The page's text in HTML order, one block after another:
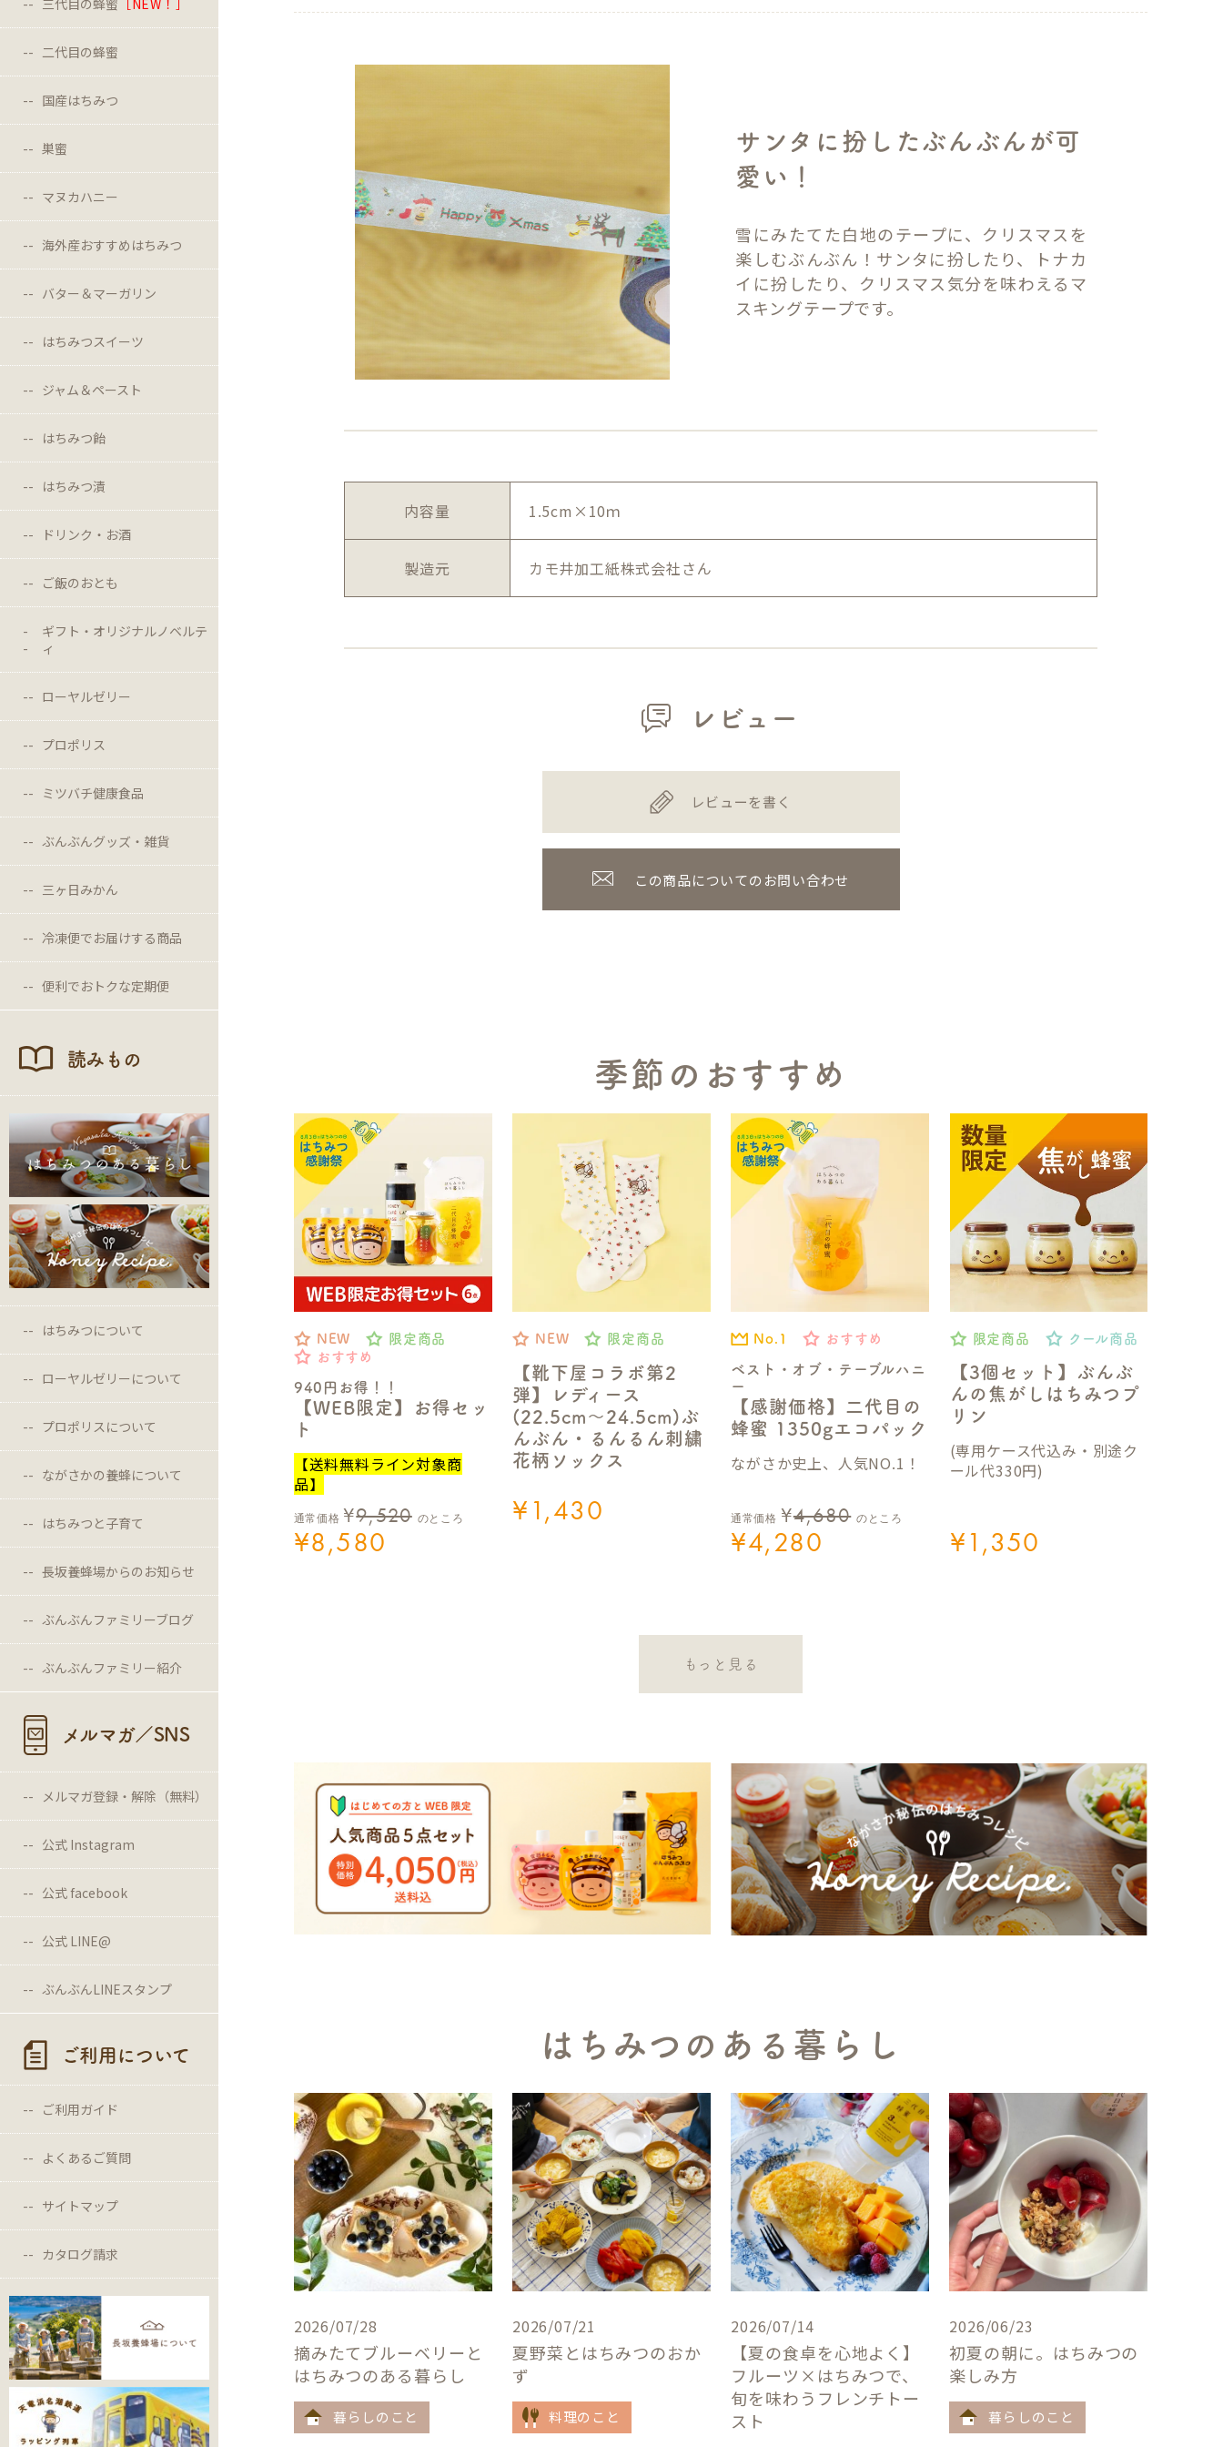
三代目の蜂蜜 ［NEW！］
二代目の蜂蜜
国産はちみつ
巣蜜
マヌカハニー
海外産おすすめはちみつ
バター＆マーガリン
はちみつスイーツ
ジャム＆ペースト
はちみつ飴
はちみつ漬
ドリンク・お酒
ご飯のおとも
ギフト・オリジナルノベルテ
ィ
ローヤルゼリー
プロポリス
ミツバチ健康食品
ぶんぶんグッズ・雑貨
三ヶ日みかん
冷凍便でお届けする商品
便利でおトクな定期便
読みもの
はちみつについて
ローヤルゼリーについて
プロポリスについて
ながさかの養蜂について
はちみつと子育て
長坂養蜂場からのお知らせ
ぶんぶんファミリーブログ
ぶんぶんファミリー紹介
メルマガ／SNS
メルマガ登録・解除（無料）
公式 Instagram
公式 facebook
公式 LINE@
ぶんぶんLINEスタンプ
ご利用について
ご利用ガイド
よくあるご質問
サイトマップ
カタログ請求
サンタに扮したぶんぶんが可
愛い！
雪にみたてた白地のテープに、クリスマスを
楽しむぶんぶん！サンタに扮したり、トナカ
イに扮したり、クリスマス気分を味わえるマ
スキングテープです。
内容量 1.5cm×10ｍ
製造元 カモ井加工紙株式会社さん
レビュー
レビューを書く
この商品についてのお問い合わせ
季節のおすすめ
NEW
限定商品
おすすめ
940円お得！！
【WEB限定】お得セッ
ト
【送料無料ライン対象商
品】
通常価格 ¥9,520 のところ
¥8,580
NEW 限定商品
【靴下屋コラボ第2
弾】レディース
(22.5cm～24.5cm)ぶ
んぶん・るんるん刺繍
花柄ソックス
¥1,430
No.1 おすすめ
ベスト・オブ・テーブルハニ
ー
【感謝価格】二代目の
蜂蜜 1350gエコパック
ながさか史上、人気NO.1！
通常価格 ¥4,680 のところ
¥4,280
限定商品 クール商品
【3個セット】ぶんぶ
んの焦がしはちみつプ
リン
(専用ケース代込み・別途ク
ール代330円)
¥1,350
もっと見る
はちみつのある暮らし
2026/07/28
摘みたてブルーベリーと
はちみつのある暮らし
暮らしのこと
2026/07/21
夏野菜とはちみつのおか
ず
料理のこと
2026/07/14
【夏の食卓を心地よく】
フルーツ×はちみつで、
旬を味わうフレンチトー
スト
2026/06/23
初夏の朝に。はちみつの
楽しみ方
暮らしのこと